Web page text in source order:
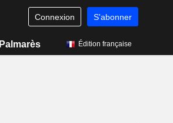
Connexion S'abonner
Palmarès Édition française